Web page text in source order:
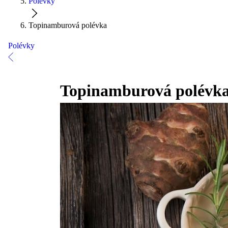
Topinamburová polévka
Polévky
Topinamburová